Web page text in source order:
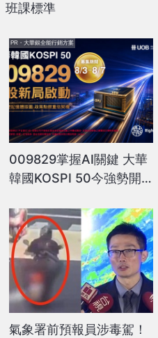
班課標準
009829掌握AI關鍵 大華
韓國KOSPI 50今強勢開
PR・大華銀全能行銷方案
氣象署前預報員涉毒駕！